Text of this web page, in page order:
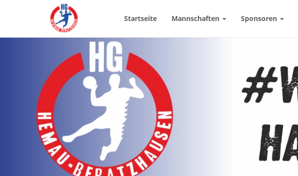
Startseite Mannschaften Sponsoren